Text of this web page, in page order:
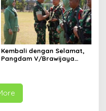
Kembali dengan Selamat,
Pangdam V/Brawijaya
Perbatasan RI-PNG